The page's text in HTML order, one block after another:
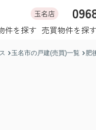
玉名店
件を探す 売買物件を探
玉名市の戸建(売買)一覧 肥